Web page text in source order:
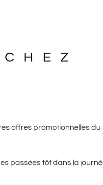
offres promotionnelles du
passées tôt dans la